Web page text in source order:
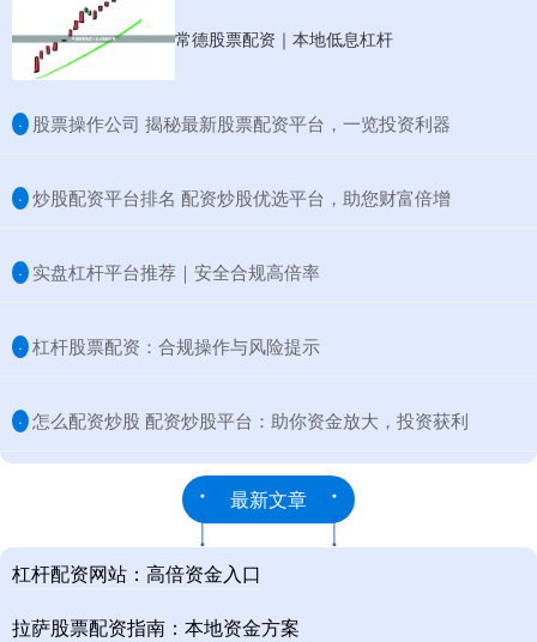
常德股票配资｜本地低息杠杆
· ​股票操作公司 揭秘最新股票配资平台，一览投资利器
· ​炒股配资平台排名 配资炒股优选平台，助您财富倍增
· ​实盘杠杆平台推荐｜安全合规高倍率
· ​杠杆股票配资：合规操作与风险提示
· ​怎么配资炒股 配资炒股平台：助你资金放大，投资获利
最新文章
杠杆配资网站：高倍资金入口
拉萨股票配资指南：本地资金方案